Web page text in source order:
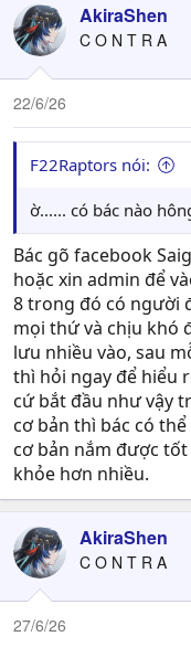
c
t
i
o
n
:
AkiraShen
C O N T R A
22/6/26
F22Raptors nói:
ờ...... có bác nào
Bác gõ facebook
hoặc xin admin để
8 trong đó có người
mọi thứ và chịu khó
lưu nhiều vào, sau
thì hỏi ngay để hiểu
cứ bắt đầu như vậy
cơ bản thì bác có
cơ bản nắm được
khỏe hơn nhiều.
AkiraShen
C O N T R A
27/6/26